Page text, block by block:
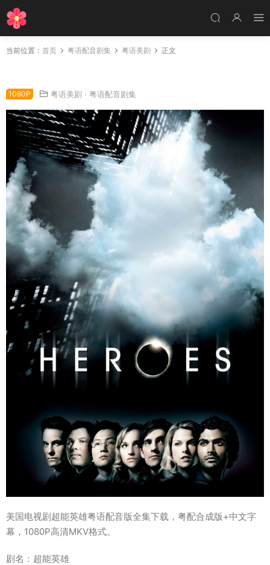
当前位置： 首页 粤语配音剧集 粤语美剧 正文
1080P 粤语美剧 · 粤语配音剧集
美国电视剧超能英雄粤语配音版全集下载，粤配合成版+中文字
幕，1080P高清MKV格式。
剧名：超能英雄